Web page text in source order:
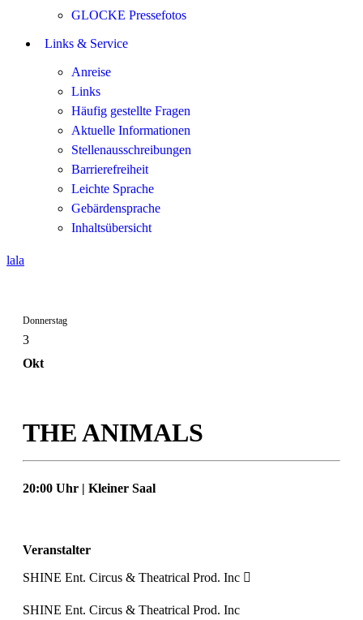
GLOCKE Pressefotos
Links & Service
Anreise
Links
Häufig gestellte Fragen
Aktuelle Informationen
Stellenausschreibungen
Barrierefreiheit
Leichte Sprache
Gebärdensprache
Inhaltsübersicht
lala
Donnerstag
3
Okt
THE ANIMALS
20:00 Uhr | Kleiner Saal
Veranstalter
SHINE Ent. Circus & Theatrical Prod. Inc
SHINE Ent. Circus & Theatrical Prod. Inc